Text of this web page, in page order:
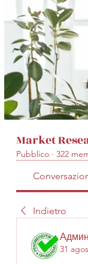
Market
Pubblico · 322
Indietro
31